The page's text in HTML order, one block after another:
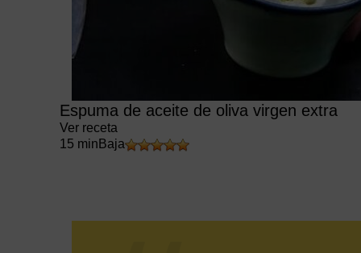
Espuma de aceite de oliva virgen extra
Ver receta
15 min Baja